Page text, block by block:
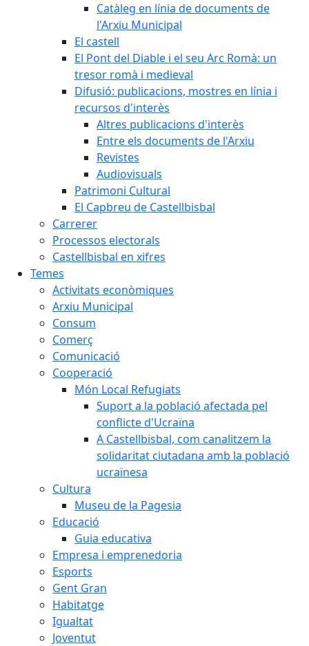
Catàleg en línia de documents de
l'Arxiu Municipal
El castell
El Pont del Diable i el seu Arc Romà: un
tresor romà i medieval
Difusió: publicacions, mostres en línia i
recursos d'interès
Altres publicacions d'interès
Entre els documents de l'Arxiu
Revistes
Audiovisuals
Patrimoni Cultural
El Capbreu de Castellbisbal
Carrerer
Processos electorals
Castellbisbal en xifres
Temes
Activitats econòmiques
Arxiu Municipal
Consum
Comerç
Comunicació
Cooperació
Món Local Refugiats
Suport a la població afectada pel
conflicte d'Ucraïna
A Castellbisbal, com canalitzem la
solidaritat ciutadana amb la població
ucraïnesa
Cultura
Museu de la Pagesia
Educació
Guia educativa
Empresa i emprenedoria
Esports
Gent Gran
Habitatge
Igualtat
Joventut